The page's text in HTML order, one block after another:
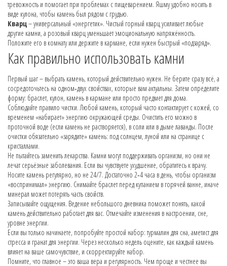
тревожность и помогает при проблемах с пищеварением. Яшму удобно носить в
виде кулона, чтобы камень был рядом с грудью.
Кварц– универсальный «энергетик». Чистый горный кварц усиливает любые
другие камни, а розовый кварц уменьшает эмоциональную напряжённость.
Положите его в комнату или держите в кармане, если нужен быстрый «подзаряд».
Как правильно использовать камни
Первый шаг – выбрать камень, который действительно нужен. Не берите сразу всё, а
сосредоточьтесь на одном‑двух свойствах, которые вам актуальны. Затем определите
форму: браслет, кулон, камень в кармане или просто предмет для дома.
Соблюдайте правило чистки. Любой камень, который часто контактирует с кожей, со
временем «набирает» энергию окружающей среды. Очистить его можно в
проточной воде (если камень не растворяется), в соли или в дыме лаванды. После
очистки обязательно «зарядите» камень: под солнцем, луной или на странице с
кристаллами.
Не пытайтесь заменить лекарства. Камни могут поддерживать организм, но они не
лечат серьёзные заболевания. Если вы чувствуете ухудшение, обратитесь к врачу.
Носите камень регулярно, но не 24/7. Достаточно 2‑4 часа в день, чтобы организм
«воспринимал» энергию. Снимайте браслет перед купанием в горячей ванне, иначе
минерал может потерять часть свойств.
Записывайте ощущения. Ведение небольшого дневника поможет понять, какой
камень действительно работает для вас. Отмечайте изменения в настроении, сне,
уровне энергии.
Если вы только начинаете, попробуйте простой набор: турмалин для сна, аметист для
стресса и гранат для энергии. Через несколько недель оцените, как каждый камень
влияет на ваше самочувствие, и скорректируйте набор.
Помните, что главное – это ваша вера и регулярность. Чем проще и честнее вы